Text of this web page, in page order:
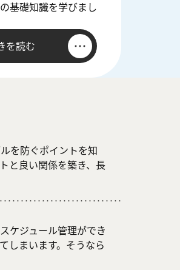
基礎知識を学びまし
を読む
を防ぐポイントを知
と良い関係を築き、長
ケジュール管理ができ
しまいます。そうなら